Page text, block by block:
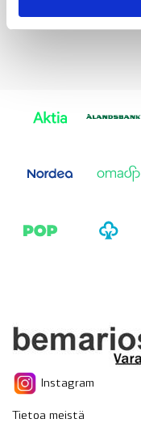
Instagram
Tietoa meistä